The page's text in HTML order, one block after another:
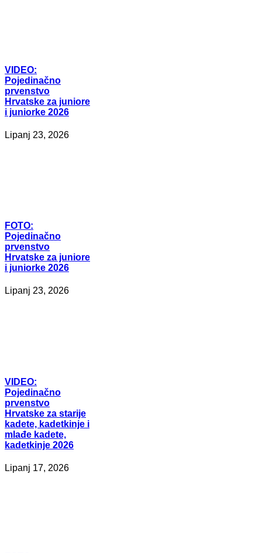
VIDEO:
Pojedinačno
prvenstvo
Hrvatske za juniore
i juniorke 2026
Lipanj 23, 2026
FOTO:
Pojedinačno
prvenstvo
Hrvatske za juniore
i juniorke 2026
Lipanj 23, 2026
VIDEO:
Pojedinačno
prvenstvo
Hrvatske za starije
kadete, kadetkinje i
mlađe kadete,
kadetkinje 2026
Lipanj 17, 2026